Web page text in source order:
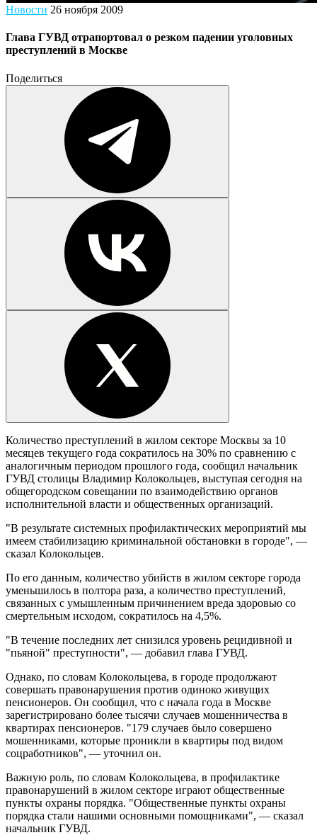
Новости 26 ноября 2009
Глава ГУВД отрапортовал о резком падении уголовных
преступлений в Москве
Поделиться
Количество преступлений в жилом секторе Москвы за 10
месяцев текущего года сократилось на 30% по сравнению с
аналогичным периодом прошлого года, сообщил начальник
ГУВД столицы Владимир Колокольцев, выступая сегодня на
общегородском совещании по взаимодействию органов
исполнительной власти и общественных организаций.
"В результате системных профилактических мероприятий мы
имеем стабилизацию криминальной обстановки в городе", —
сказал Колокольцев.
По его данным, количество убийств в жилом секторе города
уменьшилось в полтора раза, а количество преступлений,
связанных с умышленным причинением вреда здоровью со
смертельным исходом, сократилось на 4,5%.
"В течение последних лет снизился уровень рецидивной и
"пьяной" преступности", — добавил глава ГУВД.
Однако, по словам Колокольцева, в городе продолжают
совершать правонарушения против одиноко живущих
пенсионеров. Он сообщил, что с начала года в Москве
зарегистрировано более тысячи случаев мошенничества в
квартирах пенсионеров. "179 случаев было совершено
мошенниками, которые проникли в квартиры под видом
соцработников", — уточнил он.
Важную роль, по словам Колокольцева, в профилактике
правонарушений в жилом секторе играют общественные
пункты охраны порядка. "Общественные пункты охраны
порядка стали нашими основными помощниками", — сказал
начальник ГУВД.